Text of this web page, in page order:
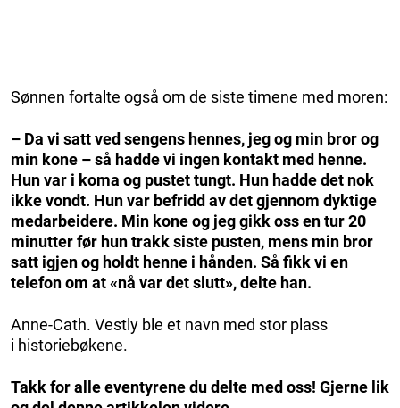
Sønnen fortalte også om de siste timene med moren:
– Da vi satt ved sengens hennes, jeg og min bror og
min kone – så hadde vi ingen kontakt med henne.
Hun var i koma og pustet tungt. Hun hadde det nok
ikke vondt. Hun var befridd av det gjennom dyktige
medarbeidere. Min kone og jeg gikk oss en tur 20
minutter før hun trakk siste pusten, mens min bror
satt igjen og holdt henne i hånden. Så fikk vi en
telefon om at «nå var det slutt», delte han.
Anne-Cath. Vestly ble et navn med stor plass
i historiebøkene.
Takk for alle eventyrene du delte med oss! Gjerne lik